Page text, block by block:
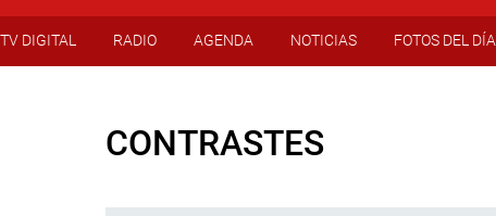
TV DIGITAL RADIO AGENDA NOTICIAS FOTOS DEL DÍA
CONTRASTES